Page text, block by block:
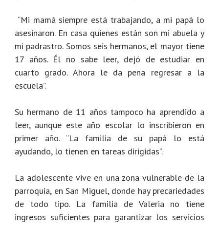
“Mi mamá siempre está trabajando, a mi papá lo
asesinaron. En casa quienes están son mi abuela y
mi padrastro. Somos seis hermanos, el mayor tiene
17 años. Él no sabe leer, dejó de estudiar en
cuarto grado. Ahora le da pena regresar a la
escuela”.
Su hermano de 11 años tampoco ha aprendido a
leer, aunque este año escolar lo inscribieron en
primer año. “La familia de su papá lo está
ayudando, lo tienen en tareas dirigidas”.
La adolescente vive en una zona vulnerable de la
parroquia, en San Miguel, donde hay precariedades
de todo tipo. La familia de Valeria no tiene
ingresos suficientes para garantizar los servicios